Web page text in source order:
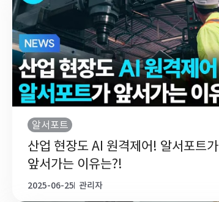
알서포트
산업 현장도 AI 원격제어! 알서포트가
앞서가는 이유는?!
2025-06-25 관리자